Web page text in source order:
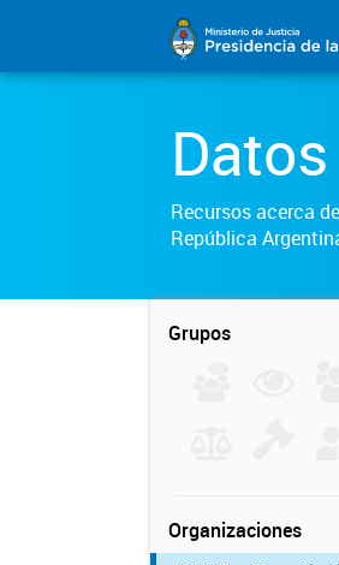
Datos
Recursos acerca
República
Grupos
Organizaciones